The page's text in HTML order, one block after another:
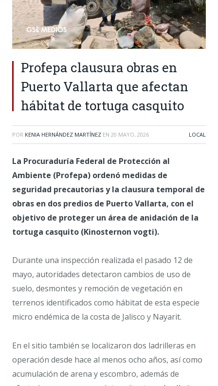
Profepa clausura obras en
Puerto Vallarta que afectan
hábitat de tortuga casquito
POR KENIA HERNÁNDEZ MARTÍNEZ EN 20 MAYO, 2026 LOCAL
La Procuraduría Federal de Protección al
Ambiente (Profepa) ordenó medidas de
seguridad precautorias y la clausura temporal de
obras en dos predios de Puerto Vallarta, con el
objetivo de proteger un área de anidación de la
tortuga casquito (Kinosternon vogti).
Durante una inspección realizada el pasado 12 de
mayo, autoridades detectaron cambios de uso de
suelo, desmontes y remoción de vegetación en
terrenos identificados como hábitat de esta especie
micro endémica de la costa de Jalisco y Nayarit.
En el sitio también se localizaron dos ladrilleras en
operación desde hace al menos ocho años, así como
acumulación de arena y escombro, además de